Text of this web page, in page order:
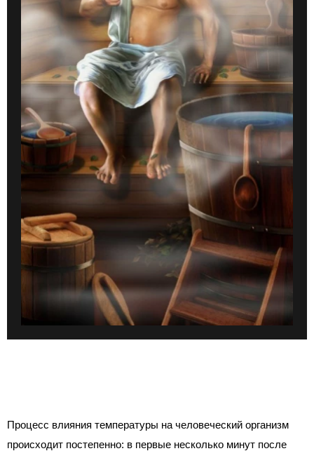
Процесс влияния температуры на человеческий организм
происходит постепенно: в первые несколько минут после